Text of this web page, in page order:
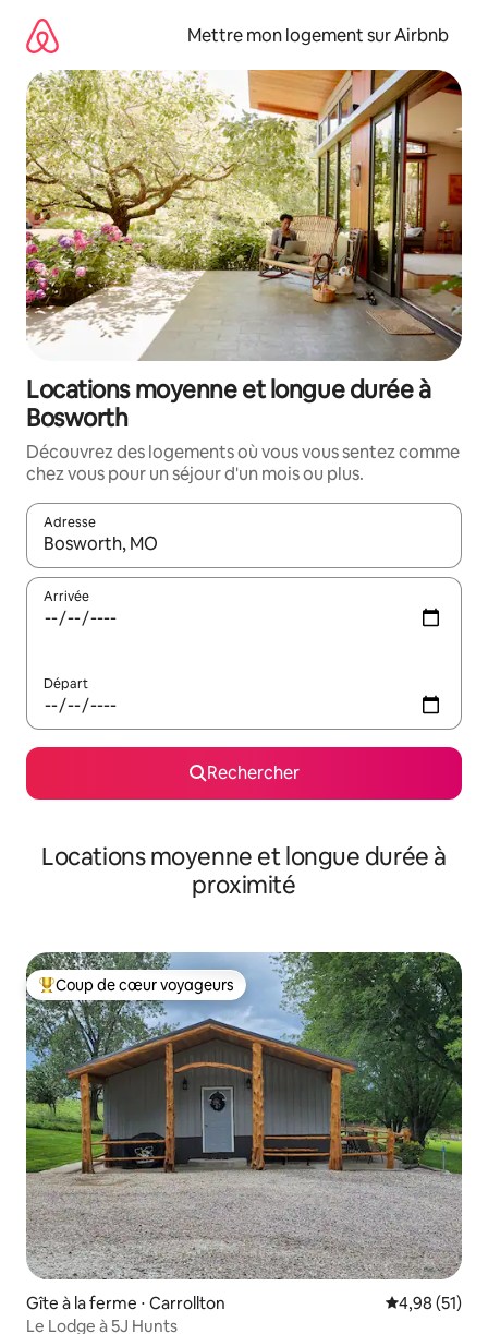
directement
contenu
Mettre mon logement sur Airbnb
Locations moyenne et longue durée à
Bosworth
Découvrez des logements où vous vous sentez comme
chez vous pour un séjour d'un mois ou plus.
Adresse
Lorsque les résultats s'affichent, utilisez les flèches vers le
Arrivée
Départ
Rechercher
Locations moyenne et longue durée à
proximité
Coups de cœur voyageurs les plus appréciés
Coup de cœur voyageurs
Gîte à la ferme ⋅ Carrollton Évaluation
4,98 (51)
Le Lodge à 5J Hunts